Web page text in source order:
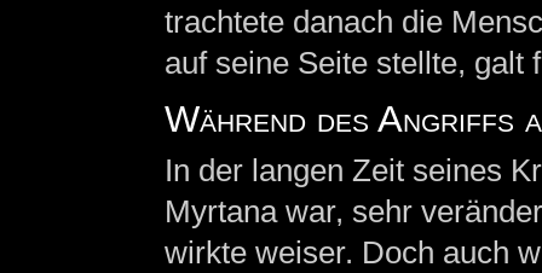
trachtete danach die
auf seine Seite stellte, galt
Während des Angriffs
In der langen Zeit seines
Myrtana war, sehr
wirkte weiser. Doch auch